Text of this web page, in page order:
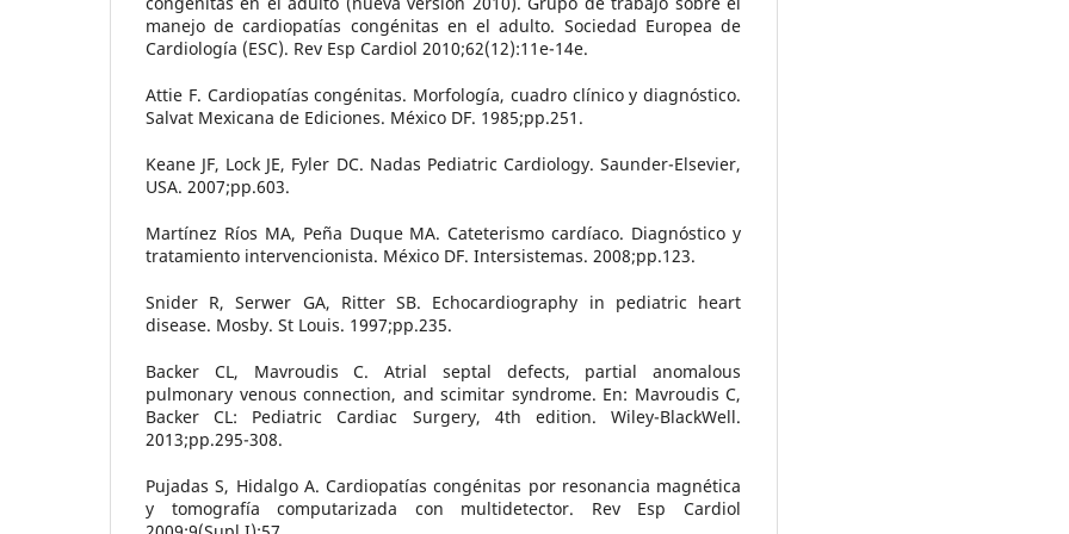
manejo de cardiopatías congénitas en el adulto. Sociedad Europea de
Cardiología (ESC). Rev Esp Cardiol 2010;62(12):11e-14e.
Attie F. Cardiopatías congénitas. Morfología, cuadro clínico y diagnóstico.
Salvat Mexicana de Ediciones. México DF. 1985;pp.251.
Keane JF, Lock JE, Fyler DC. Nadas Pediatric Cardiology. Saunder-Elsevier,
USA. 2007;pp.603.
Martínez Ríos MA, Peña Duque MA. Cateterismo cardíaco. Diagnóstico y
tratamiento intervencionista. México DF. Intersistemas. 2008;pp.123.
Snider R, Serwer GA, Ritter SB. Echocardiography in pediatric heart
disease. Mosby. St Louis. 1997;pp.235.
Backer CL, Mavroudis C. Atrial septal defects, partial anomalous
pulmonary venous connection, and scimitar syndrome. En: Mavroudis C,
Backer CL: Pediatric Cardiac Surgery, 4th edition. Wiley-BlackWell.
2013;pp.295-308.
Pujadas S, Hidalgo A. Cardiopatías congénitas por resonancia magnética
y tomografía computarizada con multidetector. Rev Esp Cardiol